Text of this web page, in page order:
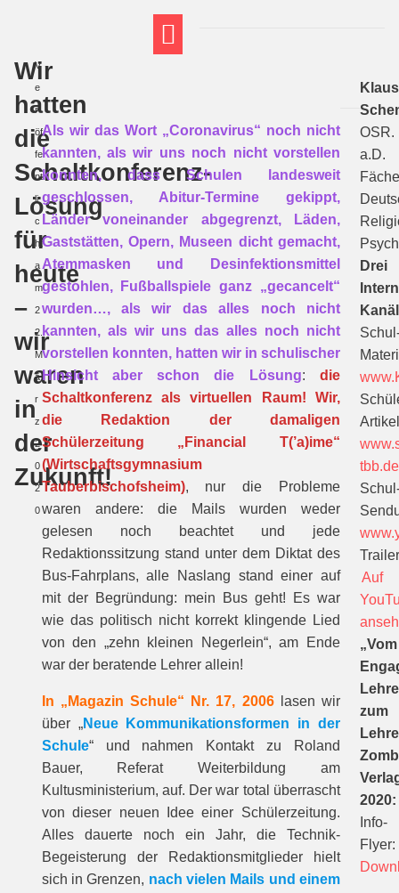
Wir
hatten
die
Schaltkonferenz-
Lösung
für
heute
–
wir
waren
in
der
Zukunft!
V
e
r
öf
fe
nt
li
c
ht
a
m
2
2.
M
ä
r
z
2
0
2
0
Als wir das Wort „Coronavirus“ noch nicht
kannten, als wir uns noch nicht vorstellen
konnten, dass Schulen landesweit
geschlossen, Abitur-Termine gekippt,
Länder voneinander abgegrenzt, Läden,
Gaststätten, Opern, Museen dicht gemacht,
Atemmasken und Desinfektionsmittel
gestohlen, Fußballspiele ganz „gecancelt“
wurden…, als wir das alles noch nicht
kannten, als wir uns das alles noch nicht
vorstellen konnten, hatten wir in schulischer
Hinsicht aber schon die Lösung: die
Schaltkonferenz als virtuellen Raum! Wir,
die Redaktion der damaligen
Schülerzeitung „Financial T(’a)ime“
(Wirtschaftsgymnasium
Tauberbischofsheim), nur die Probleme
waren andere: die Mails wurden weder
gelesen noch beachtet und jede
Redaktionssitzung stand unter dem Diktat des
Bus-Fahrplans, alle Naslang stand einer auf
mit der Begründung: mein Bus geht! Es war
wie das politisch nicht korrekt klingende Lied
von den „zehn kleinen Negerlein“, am Ende
war der beratende Lehrer allein!
In „Magazin Schule“ Nr. 17, 2006lasen wir
über „Neue Kommunikationsformen in der
Schule“ und nahmen Kontakt zu Roland
Bauer, Referat Weiterbildung am
Kultusministerium, auf. Der war total überrascht
von dieser neuen Idee einer Schülerzeitung.
Alles dauerte noch ein Jahr, die Technik-
Begeisterung der Redaktionsmitglieder hielt
sich in Grenzen, nach vielen Mails und einem
Klaus
OSR.
a.D.
Drei
tbb.de
Auf
„Vom
zum
2020:
Info-
Flyer: